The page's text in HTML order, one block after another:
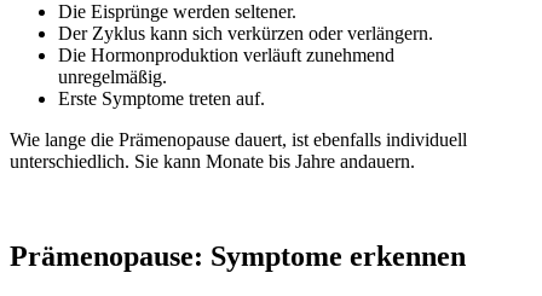
Die Eisprünge werden seltener.
Der Zyklus kann sich verkürzen oder verlängern.
Die Hormonproduktion verläuft zunehmend
unregelmäßig.
Erste Symptome treten auf.
Wie lange die Prämenopause dauert, ist ebenfalls individuell
unterschiedlich. Sie kann Monate bis Jahre andauern.
Prämenopause: Symptome erkennen